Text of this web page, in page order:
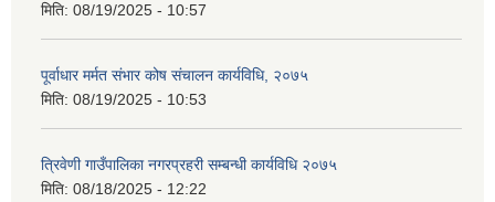
मिति: 08/19/2025 - 10:57
पूर्वाधार मर्मत संभार कोष संचालन कार्यविधि, २०७५
मिति: 08/19/2025 - 10:53
त्रिवेणी गाउँपालिका नगरप्रहरी सम्बन्धी कार्यविधि २०७५
मिति: 08/18/2025 - 12:22